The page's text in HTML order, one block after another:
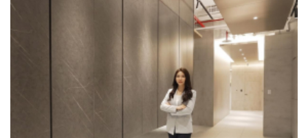
投資人該不該跟著除息。